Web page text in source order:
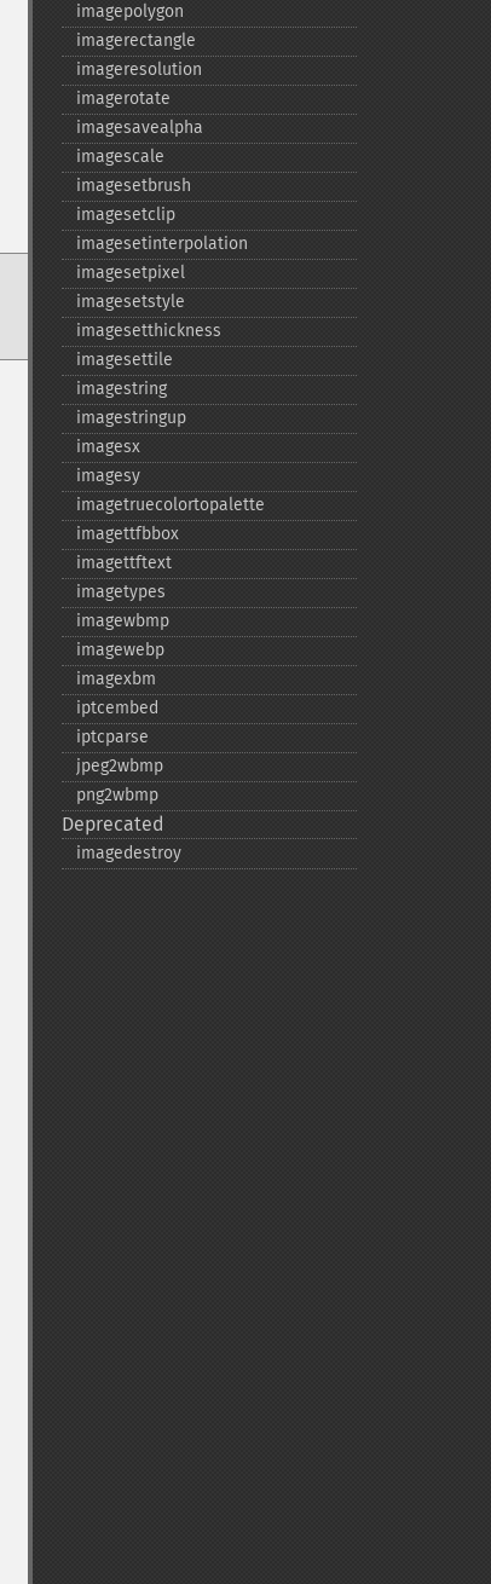
imagepolygon
imagerectangle
imageresolution
imagerotate
imagesavealpha
imagescale
imagesetbrush
imagesetclip
imagesetinterpolation
imagesetpixel
imagesetstyle
imagesetthickness
imagesettile
imagestring
imagestringup
imagesx
imagesy
imagetruecolortopalette
imagettfbbox
imagettftext
imagetypes
imagewbmp
imagewebp
imagexbm
iptcembed
iptcparse
jpeg2wbmp
png2wbmp
Deprecated
imagedestroy